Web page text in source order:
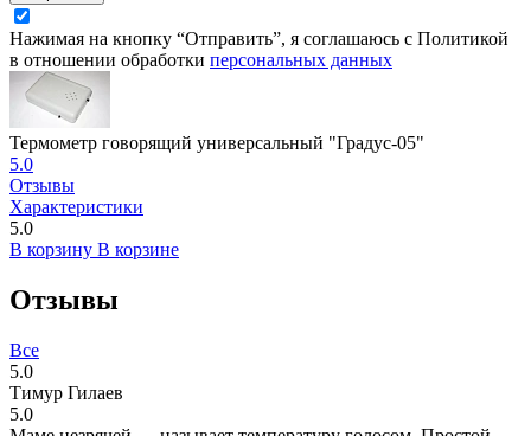
Нажимая на кнопку “Отправить”, я соглашаюсь с Политикой
в отношении обработки персональных данных
Термометр говорящий универсальный "Градус-05"
5.0
Отзывы
Характеристики
5.0
В корзину В корзине
Отзывы
Все
5.0
Тимур Гилаев
5.0